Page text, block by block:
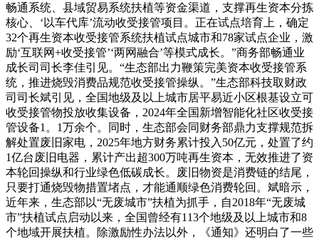
畅通系统、县域贸易系统扶植等资金渠道，支撑再生资本分拣
核心、‘以车代库’流动收受接管项目。正在试点培育上，确定
32个再生资本收受接管系统扶植试点城市和78家试点企业，激
励‘互联网+收受接管’‘两网融合’等模式成长。”商务部畅通业
成长司司长李佳引见。“生态部出力鞭策完美资本收受接管系
统，推进烧毁消费品规范收受接管操纵。”生态部科技取财政
司司长斌引见，全国地级及以上城市居平易近小区根基设立可
收受接管物投放收集设备，2024年全国新增智能化社区收受接
管设备1。1万余个。同时，生态部会同财务部鼎力支撑规范拆
解处置废旧家电，2025年地方财务累计投入50亿元，处置了约
1亿台废旧电器，累计产出超300万吨再生资本，无效推进了资
本轮回操纵和行业绿色低碳成长。废旧物资是消费链的结尾，
只要打通烧毁物措置堵点，才能通顺绿色消费轮回。斌暗示，
近年来，生态部以“无废城市”扶植为抓手，自2018年“无废城
市”扶植试点启动以来，全国曾经有113个地级及以上城市和8
个地域开展扶植。除激励性办法以外，《通知》还明白了一些